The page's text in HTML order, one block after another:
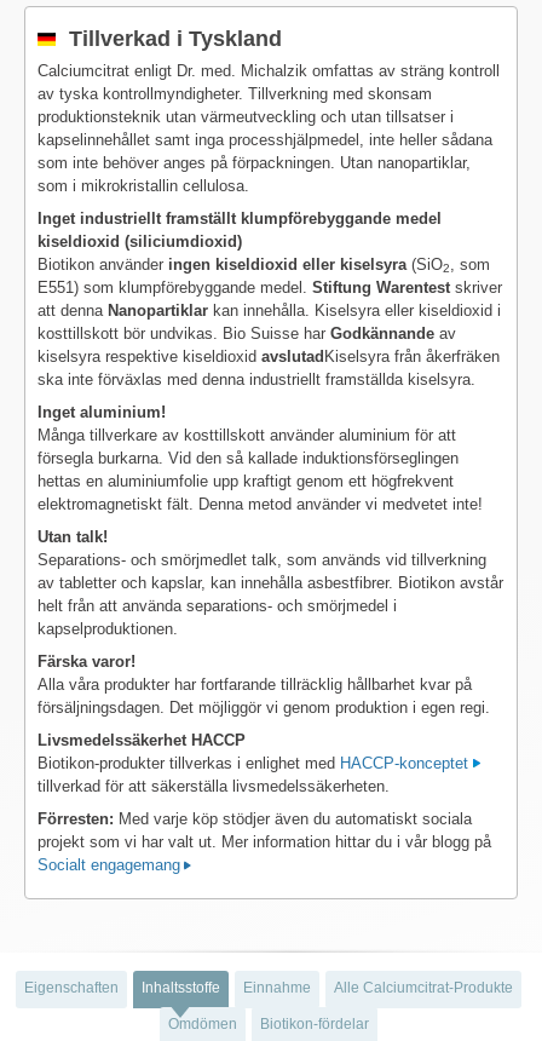
Tillverkad i Tyskland
Calciumcitrat enligt Dr. med. Michalzik omfattas av sträng kontroll
av tyska kontrollmyndigheter. Tillverkning med skonsam
produktionsteknik utan värmeutveckling och utan tillsatser i
kapselinnehållet samt inga processhjälpmedel, inte heller sådana
som inte behöver anges på förpackningen. Utan nanopartiklar,
som i mikrokristallin cellulosa.
Inget industriellt framställt klumpförebyggande medel
kiseldioxid (siliciumdioxid)
Biotikon använder ingen kiseldioxid eller kiselsyra (SiO2
, som
E551) som klumpförebyggande medel. Stiftung Warentest skriver
att denna Nanopartiklar kan innehålla. Kiselsyra eller kiseldioxid i
kosttillskott bör undvikas. Bio Suisse har Godkännande av
kiselsyra respektive kiseldioxid avslutad Kiselsyra från åkerfräken
ska inte förväxlas med denna industriellt framställda kiselsyra.
Inget aluminium!
Många tillverkare av kosttillskott använder aluminium för att
försegla burkarna. Vid den så kallade induktionsförseglingen
hettas en aluminiumfolie upp kraftigt genom ett högfrekvent
elektromagnetiskt fält. Denna metod använder vi medvetet inte!
Utan talk!
Separations- och smörjmedlet talk, som används vid tillverkning
av tabletter och kapslar, kan innehålla asbestfibrer. Biotikon avstår
helt från att använda separations- och smörjmedel i
kapselproduktionen.
Färska varor!
Alla våra produkter har fortfarande tillräcklig hållbarhet kvar på
försäljningsdagen. Det möjliggör vi genom produktion i egen regi.
Livsmedelssäkerhet HACCP
Biotikon-produkter tillverkas i enlighet med HACCP-konceptet
tillverkad för att säkerställa livsmedelssäkerheten.
Förresten: Med varje köp stödjer även du automatiskt sociala
projekt som vi har valt ut. Mer information hittar du i vår blogg på
Socialt engagemang
Eigenschaften Inhaltsstoffe Einnahme Alle Calciumcitrat-Produkte
Omdömen Biotikon-fördelar